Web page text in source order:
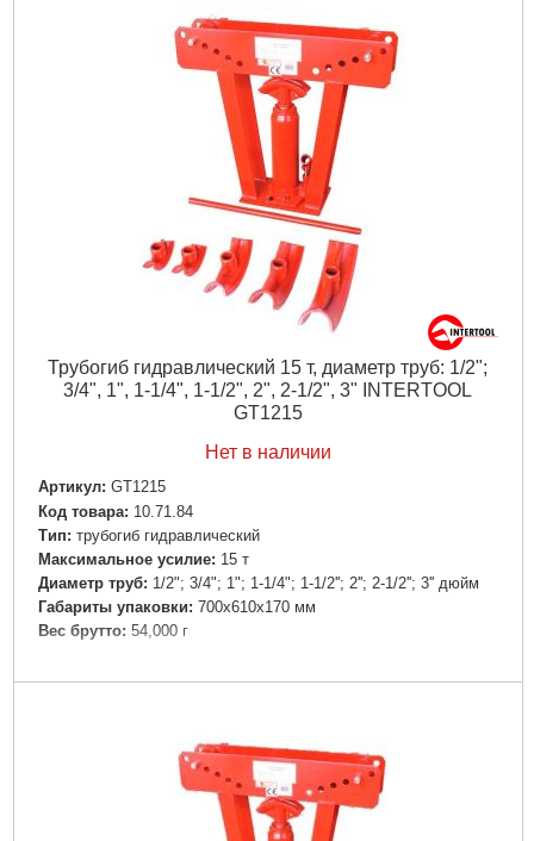
Максимальное усилие:
0,052858 куб.м
Подробнее...
Трубогиб гидравлический 15 т, диаметр труб: 1/2";
3/4", 1", 1-1/4", 1-1/2", 2", 2-1/2", 3" INTERTOOL
GT1215
Нет в наличии
Артикул: GT1215
Код товара: 10.71.84
Tип: трубогиб гидравлический
Максимальное усилие: 15 т
Диаметр труб: 1/2"; 3/4"; 1"; 1-1/4"; 1-1/2''; 2''; 2-1/2''; 3'' дюйм
Габариты упаковки: 700x610x170 мм
Вес брутто: 54,000 г
Подробнее...